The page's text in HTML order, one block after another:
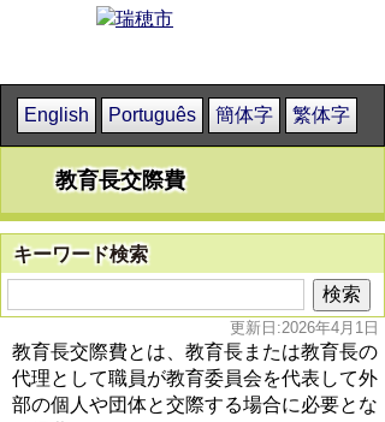
English Português 簡体字 繁体字
教育長交際費
キーワード検索
更新日:2026年4月1日
教育長交際費とは、教育長または教育長の
代理として職員が教育委員会を代表して外
部の個人や団体と交際する場合に必要とな